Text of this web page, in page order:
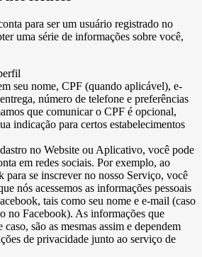
para ser um usuário registrado no
uma série de informações sobre você,
seu nome, CPF (quando aplicável), e-
número de telefone e preferências
que comunicar o CPF é opcional,
indicação para certos estabelecimentos
no Website ou Aplicativo, você pode
em redes sociais. Por exemplo, ao
para se inscrever no nosso Serviço, você
nós acessemos as informações pessoais
tais como seu nome e e-mail (caso
no Facebook). As informações que
caso, são as mesmas assim e dependem
de privacidade junto ao serviço de